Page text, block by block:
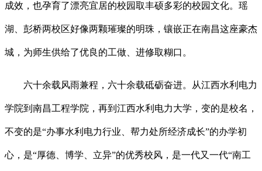
成效，也孕育了漂亮宜居的校园取丰硕多彩的校园文化。瑶
湖、彭桥两校区好像两颗璀璨的明珠，镶嵌正在南昌这座豪杰
城，为师生供给了优良的工做、进修取糊口。
六十余载风雨兼程，六十余载砥砺奋进。从江西水利电力
学院到南昌工程学院，再到江西水利电力大学，变的是校名，
不变的是“办事水利电力行业、帮力处所经济成长”的办学初
心，是“厚德、博学、立异”的优秀校风，是一代又一代“南工